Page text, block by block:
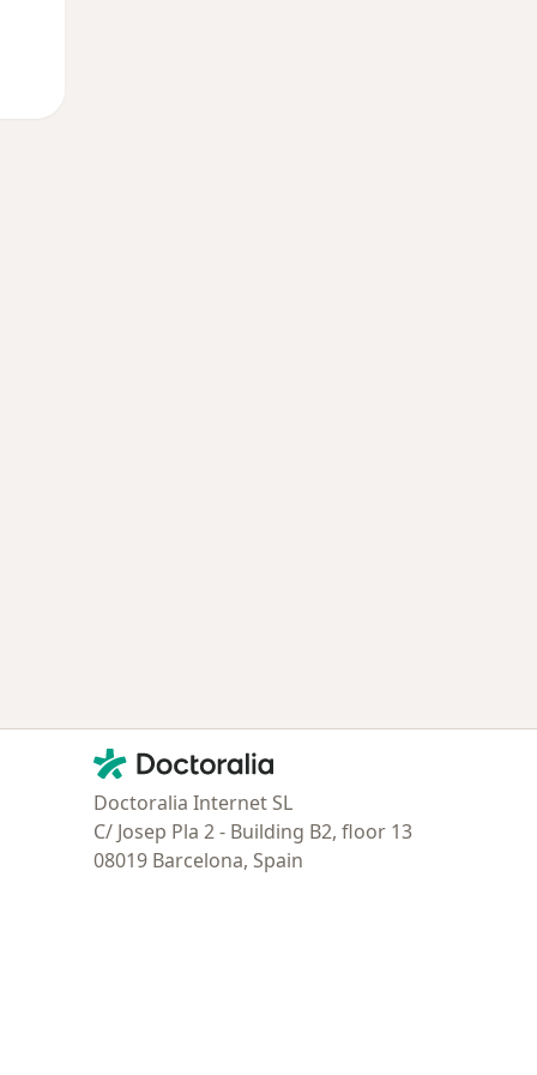
Contacto
Doctoralia - Página de inicio
Doctoralia Internet SL
C/ Josep Pla 2 - Building B2, floor 13
08019 Barcelona, Spain